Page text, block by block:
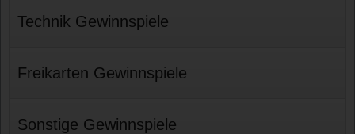
Technik Gewinnspiele
Freikarten Gewinnspiele
Sonstige Gewinnspiele